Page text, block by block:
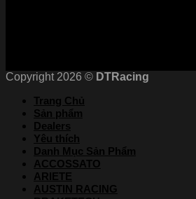
Copyright 2026 © DTRacing
Trang Chủ
Sản phẩm
Dealers
Yêu thích
Danh Mục Sản Phẩm
ACCOSSATO
ARIETE
AUSTIN RACING